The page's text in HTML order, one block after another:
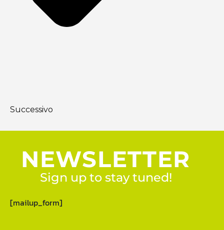
Successivo
NEWSLETTER
Sign up to stay tuned!
[mailup_form]